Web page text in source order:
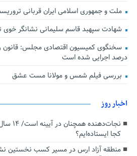
ملت و جمهوری اسلامی ایران قربانی
شهادت سپهبد قاسم سلیمانی نشانگر خوی
درصد اجرایی شده است
بررسی فیلم شمس و مولانا مست عشق
اخبار روز
کجا ایستاده‌ایم؟
منطقه آزاد ارس در مسیر کسب نخستین